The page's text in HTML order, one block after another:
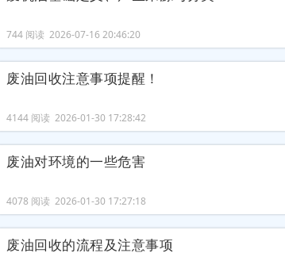
744 阅读 2026-07-16 20:46:20
废油回收注意事项提醒！
4144 阅读 2026-01-30 17:28:42
废油对环境的一些危害
4078 阅读 2026-01-30 17:27:18
废油回收的流程及注意事项